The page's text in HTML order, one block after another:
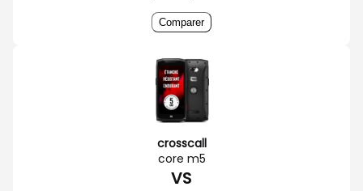
Comparer
crosscall
core m5
VS